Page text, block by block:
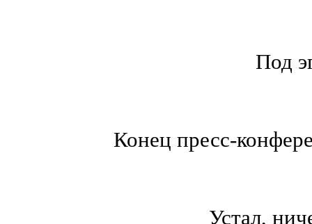
Под
Конец пресс-
Устал,